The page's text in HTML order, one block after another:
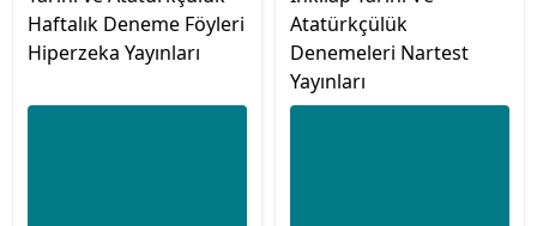
Haftalık Deneme Föyleri
Hiperzeka Yayınları
Atatürkçülük
Denemeleri Nartest
Yayınları